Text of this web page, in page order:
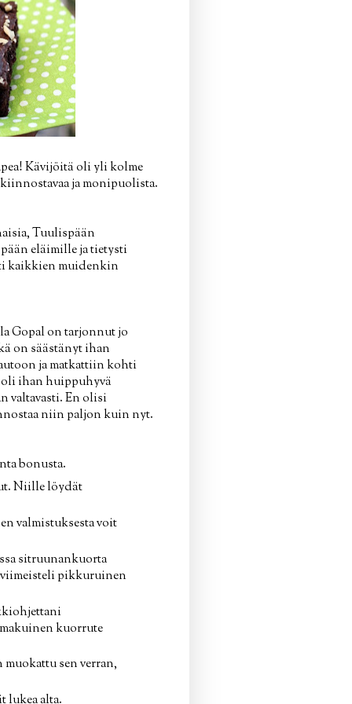
Kävijöitä oli yli kolme
ja monipuolista.
Tuulispään
eläimille ja tietysti
kaikkien muidenkin
Gopal on tarjonnut jo
on säästänyt ihan
ja matkattiin kohti
oli ihan huippuhyvä
valtavasti. En olisi
niin paljon kuin nyt.
bonusta.
Niille löydät
valmistuksesta voit
sitruunankuorta
pikkuruinen
kuorrute
sen verran,
lukea alta.